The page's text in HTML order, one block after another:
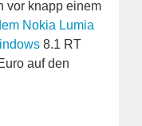
vor knapp einem
Nokia Lumia
8.1 RT
auf den